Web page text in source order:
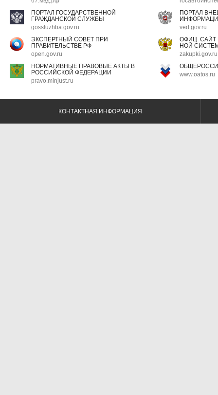
ПОРТАЛ ГОСУДАРСТВЕННОЙ
ГРАЖДАНСКОЙ СЛУЖБЫ
gossluzhba.gov.ru
ПОРТАЛ
ved.gov.ru
ЭКСПЕРТНЫЙ СОВЕТ ПРИ
ПРАВИТЕЛЬСТВЕ РФ
open.gov.ru
ОФИЦ.
НОЙ
zakupki.gov.ru
НОРМАТИВНЫЕ ПРАВОВЫЕ АКТЫ В
РОССИЙСКОЙ ФЕДЕРАЦИИ
pravo.minjust.ru
www.oatos.ru
КОНТАКТНАЯ ИНФОРМАЦИЯ